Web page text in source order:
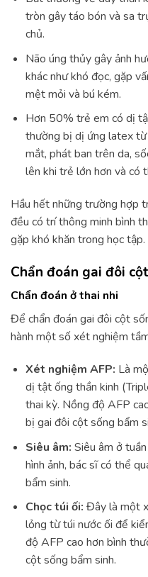
tròn gây táo bón và sa
chủ.
Não úng thủy gây ảnh
khác như khó đọc, gặp
mệt mỏi và bú kém.
Hơn 50% trẻ em có dị
thường bị dị ứng latex từ
mắt, phát ban trên da,
lên khi trẻ lớn hơn và có
Hầu hết những trường hợp
đều có trí thông minh bình
gặp khó khăn trong học tập.
Chẩn đoán gai đôi
Chẩn đoán ở thai nhi
Để chẩn đoán gai đôi cột
hành một số xét nghiệm
Xét nghiệm AFP: Là
dị tật ống thần kinh
thai kỳ. Nồng độ AFP
bị gai đôi cột sống bẩm
Siêu âm: Siêu âm ở
hình ảnh, bác sĩ có thể
bẩm sinh.
Chọc túi ối: Đây là một
lỏng từ túi nước ối để
độ AFP cao hơn bình
cột sống bẩm sinh.